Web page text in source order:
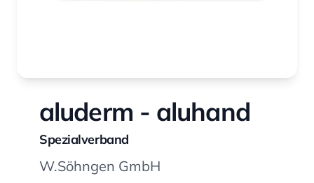
aluderm - aluhand
Spezialverband
W.Söhngen GmbH